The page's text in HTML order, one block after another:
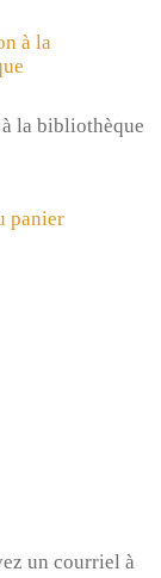
la bibliothèque
panier
un courriel à